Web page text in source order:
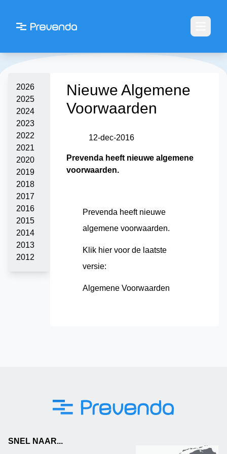
2026
2025
2024
2023
2022
2021
2020
2019
2018
2017
2016
2015
2014
2013
2012
Nieuwe Algemene
Voorwaarden
12-dec-2016
Prevenda heeft nieuwe algemene
voorwaarden.
Prevenda heeft nieuwe
algemene voorwaarden.
Klik hier voor de laatste
versie:
Algemene Voorwaarden
SNEL NAAR...